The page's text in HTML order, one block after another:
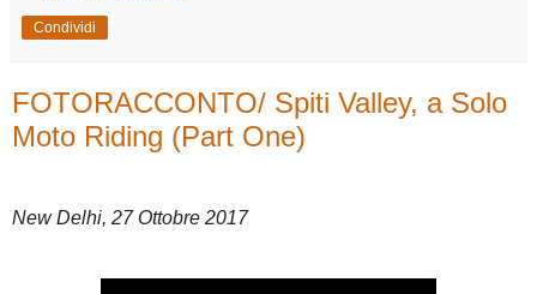
Condividi
FOTORACCONTO/ Spiti Valley, a Solo
Moto Riding (Part One)
New Delhi, 27 Ottobre 2017